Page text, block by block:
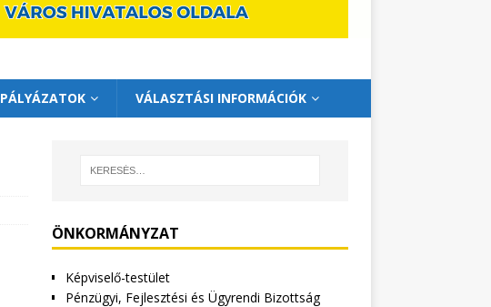
PÁLYÁZATOK VÁLASZTÁSI INFORMÁCIÓK
ÖNKORMÁNYZAT
Képviselő-testület
Pénzügyi, Fejlesztési és Ügyrendi Bizottság